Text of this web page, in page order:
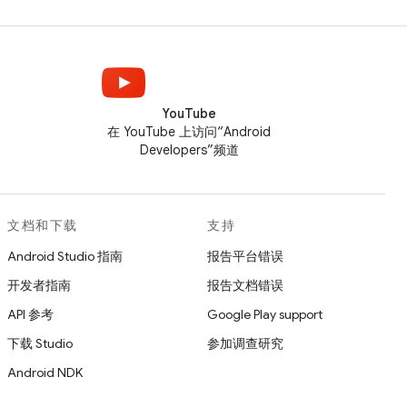
YouTube
在 YouTube 上访问“Android
Developers”频道
文档和下载
Android Studio 指南
开发者指南
API 参考
下载 Studio
Android NDK
支持
报告平台错误
报告文档错误
Google Play support
参加调查研究